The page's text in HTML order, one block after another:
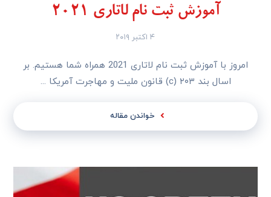
آموزش ثبت نام لاتاری 2021
۴ اکتبر ۲۰۱۹
امروز با آموزش ثبت نام لاتاری 2021 همراه شما هستیم. بر
اسال بند ۲۰۳ (c) قانون ملیت و مهاجرت آمریکا ...
خواندن مقاله